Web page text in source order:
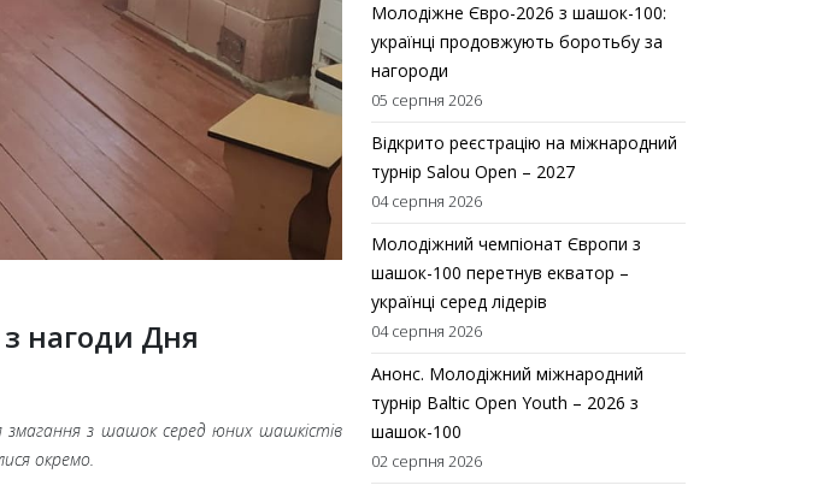
нагоди Дня
змагання з шашок серед юних шашкістів
окремо.
Молодіжне Євро-2026 з шашок-100:
українці продовжують боротьбу за
нагороди
05 серпня 2026
Відкрито реєстрацію на міжнародний
турнір Salou Open – 2027
04 серпня 2026
Молодіжний чемпіонат Європи з
шашок-100 перетнув екватор –
українці серед лідерів
04 серпня 2026
Анонс. Молодіжний міжнародний
турнір Baltic Open Youth – 2026 з
шашок-100
02 серпня 2026